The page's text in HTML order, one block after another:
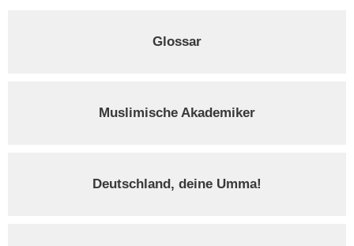
Glossar
Muslimische Akademiker
Deutschland, deine Umma!